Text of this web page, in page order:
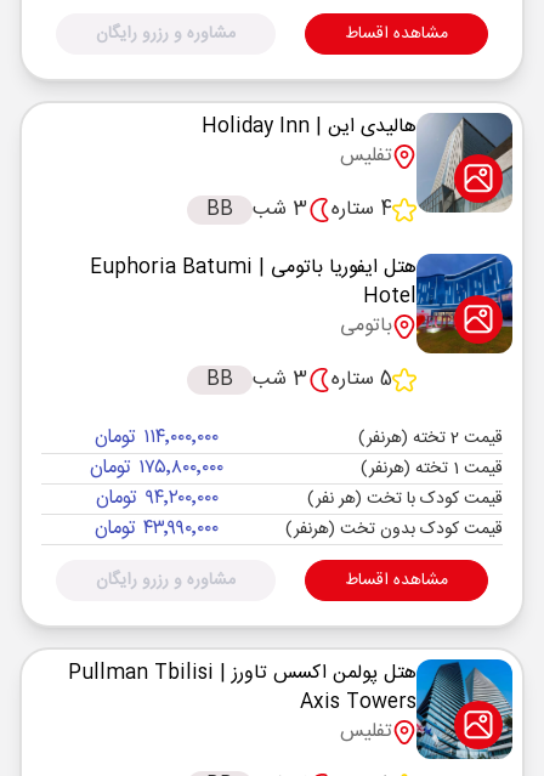
مشاهده اقساط مشاوره و رزرو رایگان
هالیدی این | Holiday Inn
تفلیس
4 ستاره
3 شب
BB
هتل ایفوریا باتومی
| Euphoria Batumi
Hotel
باتومی
5 ستاره
3 شب BB
قیمت 2 تخته (هرنفر) ۱۱۴٬۰۰۰٬۰۰۰ تومان
قیمت 1 تخته (هرنفر) ۱۷۵٬۸۰۰٬۰۰۰ تومان
قیمت کودک با تخت (هر نفر) ۹۴٬۲۰۰٬۰۰۰ تومان
قیمت کودک بدون تخت (هرنفر) ۴۳٬۹۹۰٬۰۰۰ تومان
مشاهده اقساط مشاوره و رزرو رایگان
هتل پولمن اکسس تاورز | Pullman Tbilisi
Axis Towers
تفلیس